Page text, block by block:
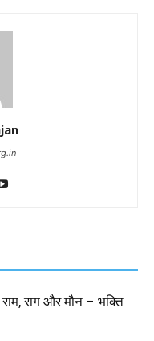
राग और मौन – भक्ति